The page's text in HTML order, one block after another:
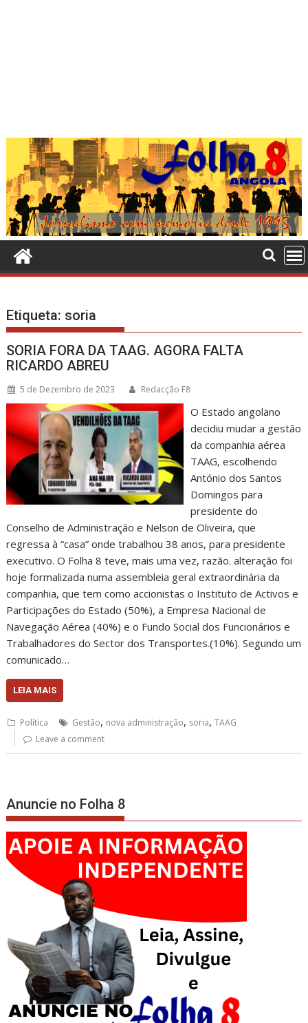
Etiqueta: soria
SORIA FORA DA TAAG. AGORA FALTA
RICARDO ABREU
5 de Dezembro de 2023 Redacção F8
O Estado angolano
decidiu mudar a gestão
da companhia aérea
TAAG, escolhendo
António dos Santos
Domingos para
presidente do
Conselho de Administração e Nelson de Oliveira, que
regressa à “casa” onde trabalhou 38 anos, para presidente
executivo. O Folha 8 teve, mais uma vez, razão. alteração foi
hoje formalizada numa assembleia geral extraordinária da
companhia, que tem como accionistas o Instituto de Activos e
Participações do Estado (50%), a Empresa Nacional de
Navegação Aérea (40%) e o Fundo Social dos Funcionários e
Trabalhadores do Sector dos Transportes.(10%). Segundo um
comunicado…
LEIA MAIS
Política Gestão, nova administração, soria,TAAG
Leave a comment
Anuncie no Folha 8